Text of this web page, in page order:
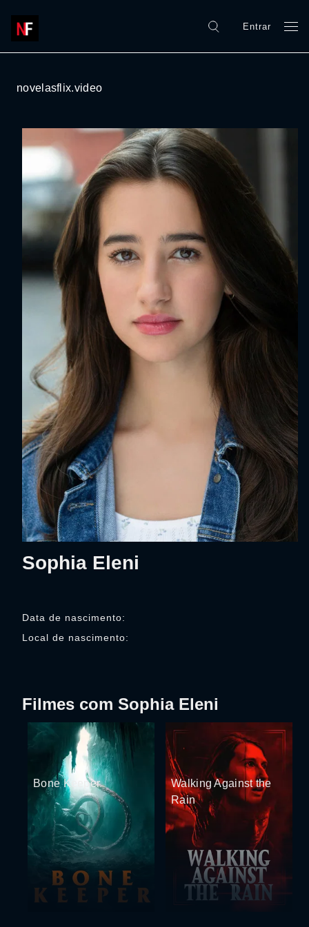
Entrar
novelasflix.video
Sophia Eleni
Data de nascimento:
Local de nascimento:
Filmes com Sophia Eleni
Bone Keeper
Walking Against the
Rain